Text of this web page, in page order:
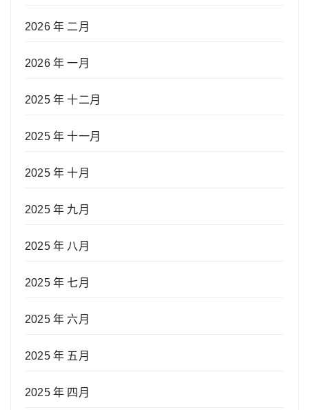
2026 年 二月
2026 年 一月
2025 年 十二月
2025 年 十一月
2025 年 十月
2025 年 九月
2025 年 八月
2025 年 七月
2025 年 六月
2025 年 五月
2025 年 四月